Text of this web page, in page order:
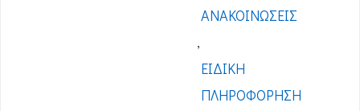
ΑΝΑΚΟΙΝΏΣΕΙΣ
,
ΕΙΔΙΚΉ
ΠΛΗΡΟΦΌΡΗΣΗ